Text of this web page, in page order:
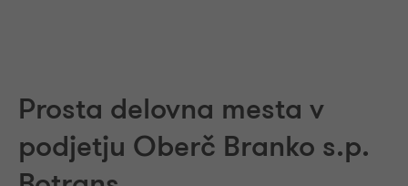
Prosta delovna mesta v
podjetju Oberč Branko s.p.